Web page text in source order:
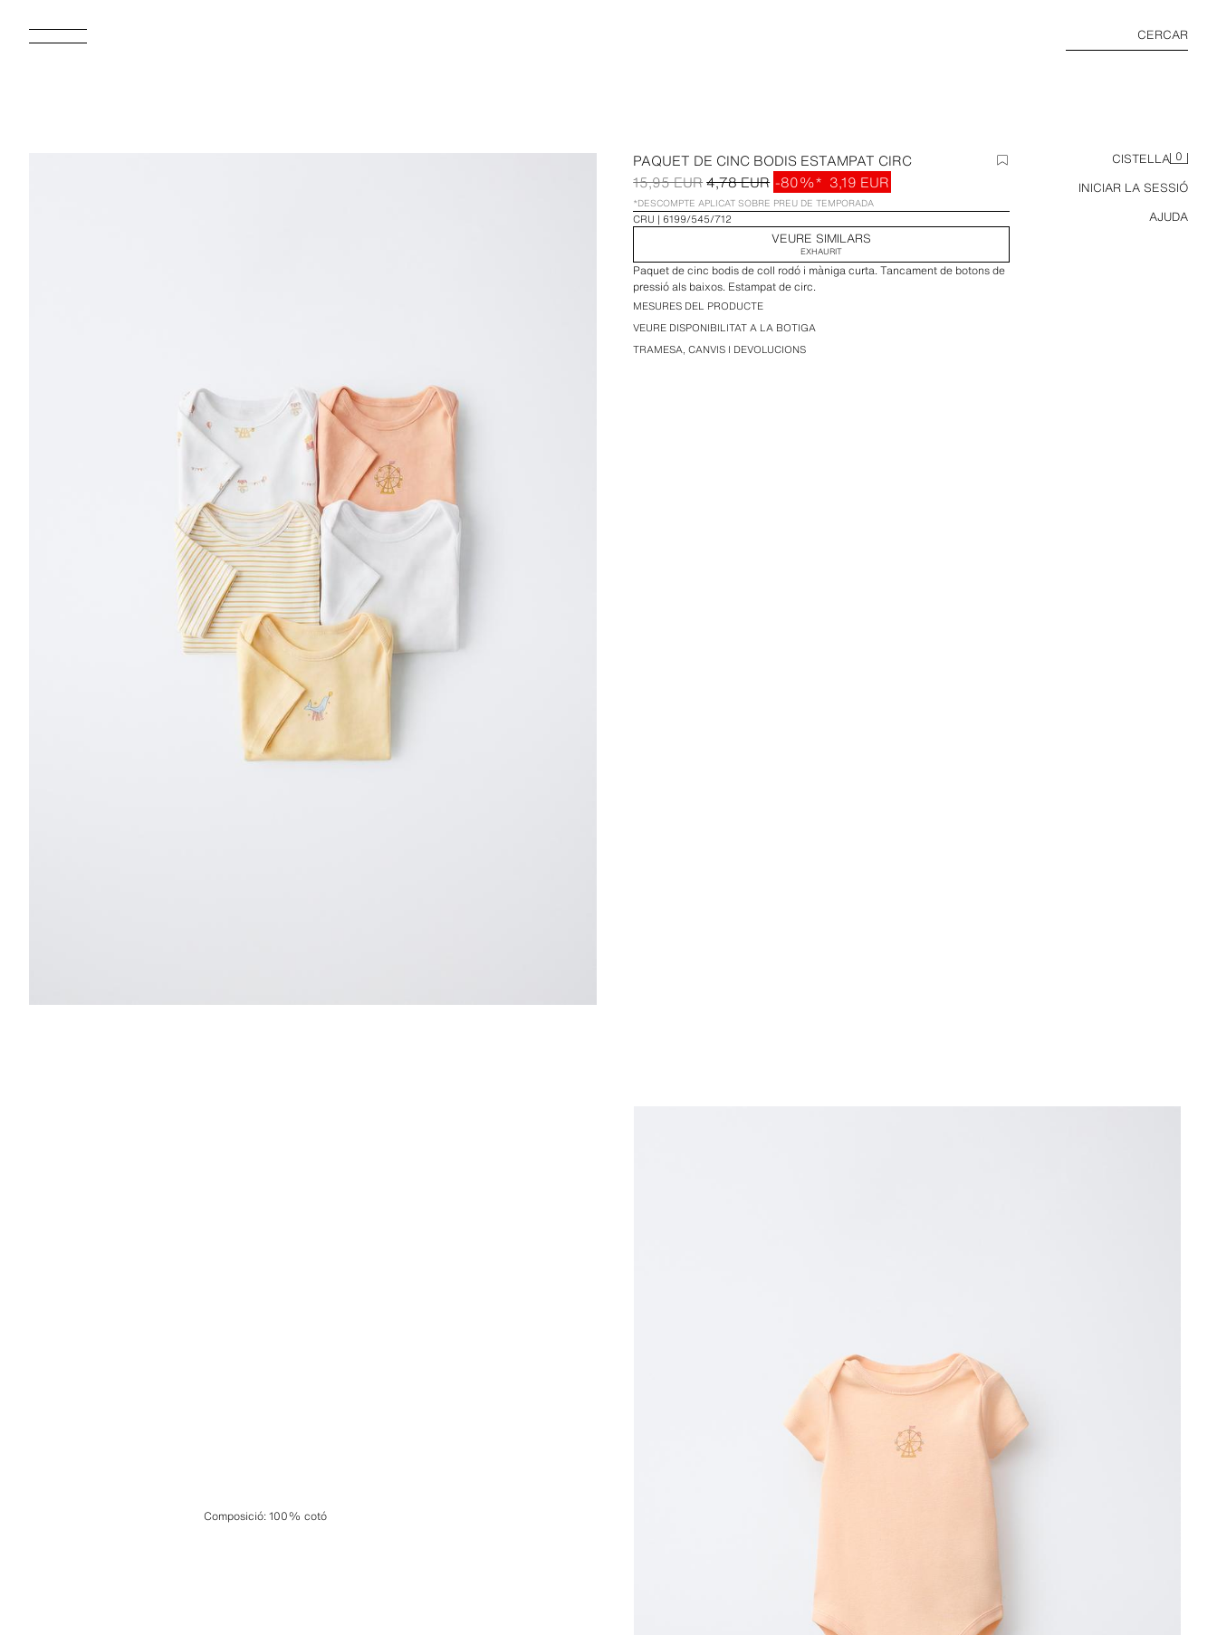
CERCAR
CISTELLA 0
INICIAR LA SESSIÓ
AJUDA
PAQUET DE CINC BODIS ESTAMPAT CIRC
15,95 EUR4,78 EUR -80%* 3,19 EUR
*DESCOMPTE APLICAT SOBRE PREU DE TEMPORADA
CRU 6199/545/712
VEURE SIMILARS
EXHAURIT
Paquet de cinc bodis de coll rodó i màniga curta. Tancament de botons de
pressió als baixos. Estampat de circ.
MESURES DEL PRODUCTE
VEURE DISPONIBILITAT A LA BOTIGA
TRAMESA, CANVIS I DEVOLUCIONS
Composició:100% cotó